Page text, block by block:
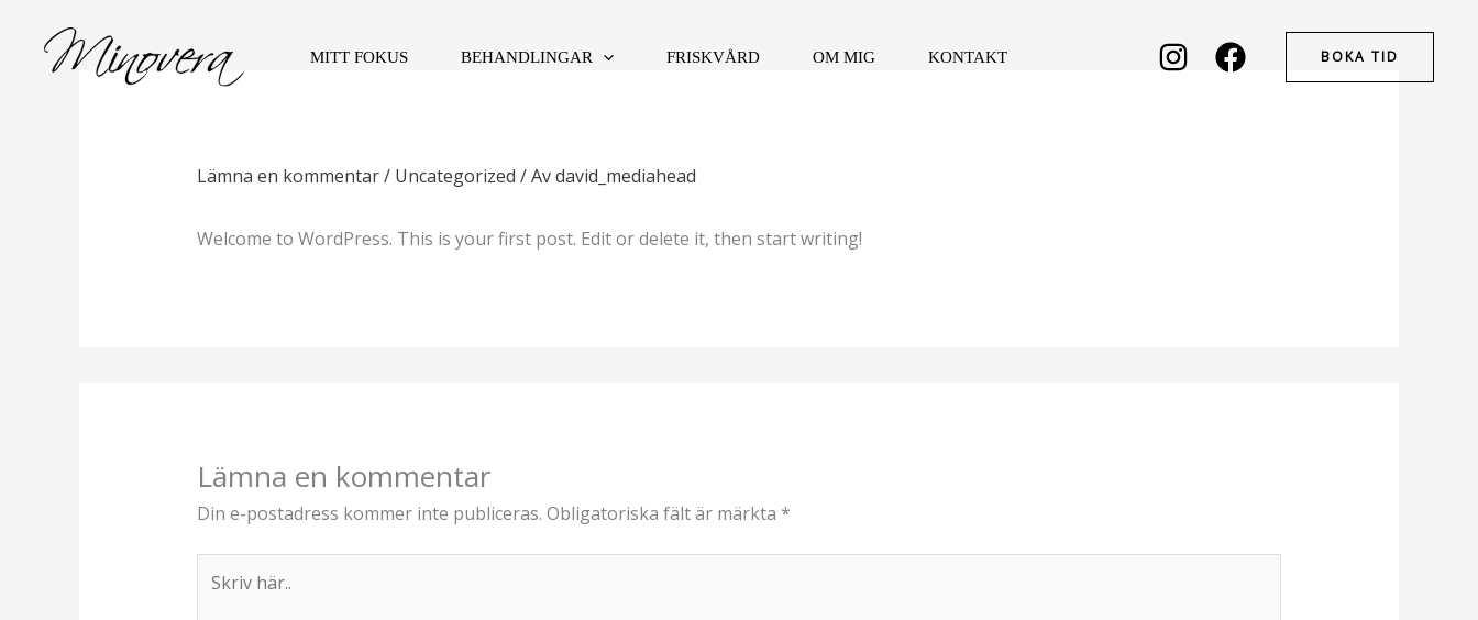
innehåll
MITT FOKUS BEHANDLINGAR FRISKVÅRD OM MIG KONTAKT BOKA TID
Lämna en kommentar/ Uncategorized / Avdavid_mediahead
Welcome to WordPress. This is your first post. Edit or delete it, then start writing!
Lämna en kommentar
Din e-postadress kommer inte publiceras. Obligatoriska fält är märkta *
här..